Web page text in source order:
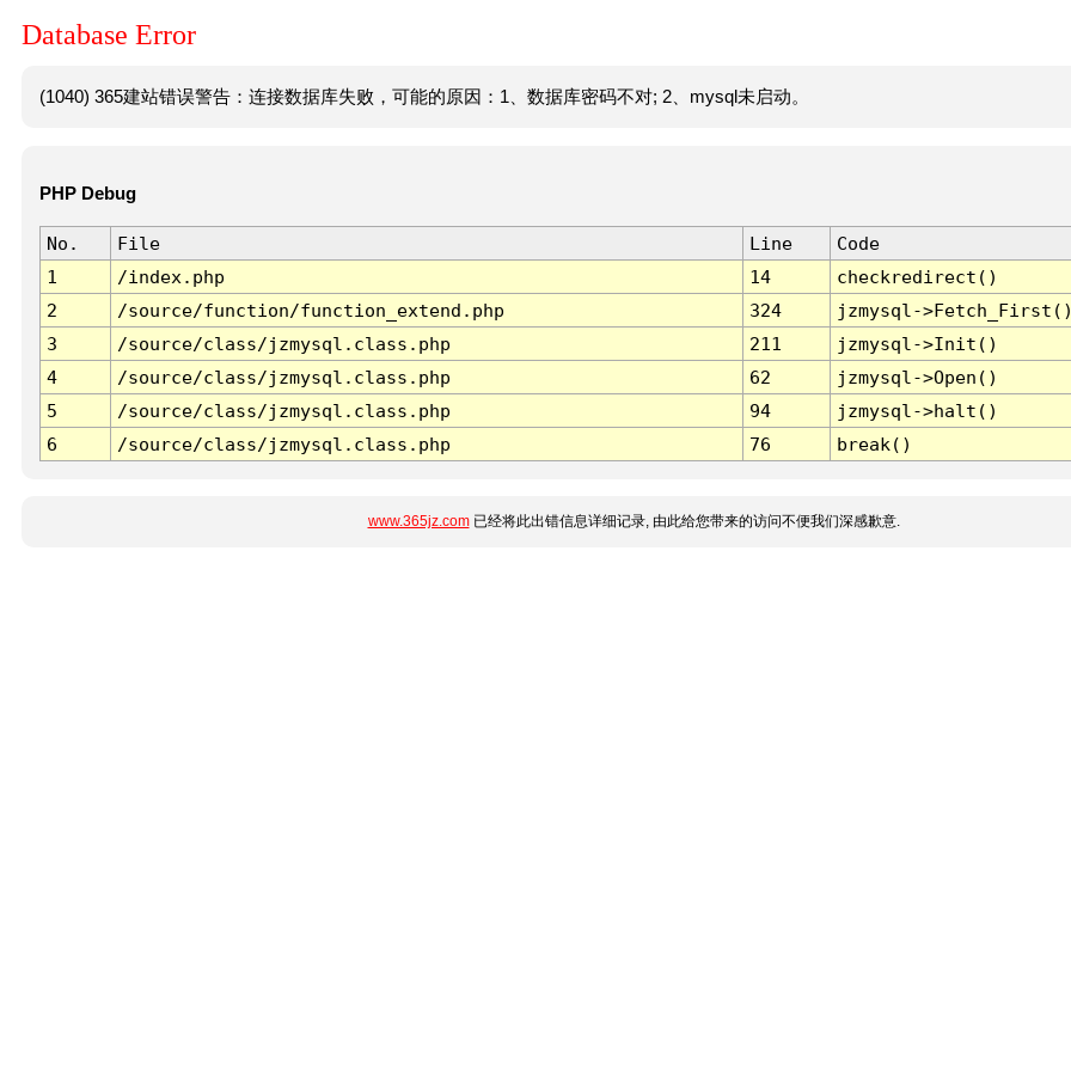
Database Error
(1040) 365建站错误警告：连接数据库失败，可能的原因：1、数据库密码不对; 2、mysql未启动。
PHP Debug
No. File Line
Code
1
/index.php 14
checkredirect()
2
/source/function/function_extend.php 324
jzmysql-
3
/source/class/jzmysql.class.php 211
jzmysql->Init()
4
/source/class/jzmysql.class.php 62
jzmysql->Open()
5
/source/class/jzmysql.class.php 94
jzmysql->halt()
6
/source/class/jzmysql.class.php 76 break()
www.365jz.com已经将此出错信息详细记录, 由此给您带来的访问不便我们深感歉意.